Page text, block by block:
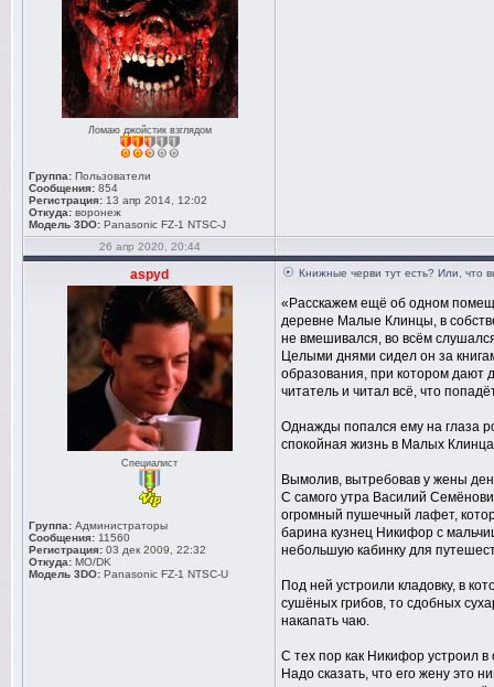
Ломаю джойстик взглядом
Группа: Пользователи
Сообщения: 854
Регистрация: 13 апр 2014, 12:02
Откуда: воронеж
Модель 3DO: Panasonic FZ-1 NTSC-J
26 апр 2020, 20:44
aspyd
Специалист
Группа: Администраторы
Сообщения: 11560
Регистрация: 03 дек 2009, 22:32
Откуда: MO/DK
Модель 3DO: Panasonic FZ-1 NTSC-U
Книжные черви тут есть? Или, что
«Расскажем ещё об одном
деревне Малые Клинцы, в
не вмешивался, во всём
Целыми днями сидел он за
образования, при котором дают
читатель и читал всё, что
Однажды попался ему на глаза
спокойная жизнь в Малых
Вымолив, вытребовав у жены
С самого утра Василий
огромный пушечный лафет,
барина кузнец Никифор с
небольшую кабинку для
Под ней устроили кладовку, в
сушёных грибов, то сдобных
накапать чаю.
С тех пор как Никифор устроил
Надо сказать, что его жену это